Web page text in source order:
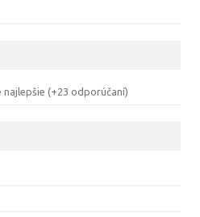
najlepšie (+23 odporúčaní)